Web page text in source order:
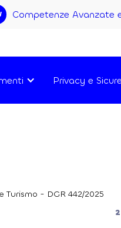
Competenze Avanzate
Privacy e
Turismo - DGR 442/2025